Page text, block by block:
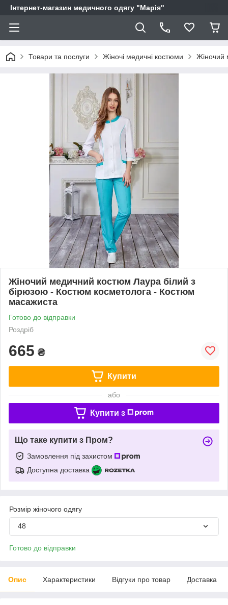
Інтернет-магазин медичного одягу "Марія"
Товари та послуги Жіночі медичні костюми Жіночий
Жіночий медичний костюм Лаура білий з
бірюзою - Костюм косметолога - Костюм
масажиста
Готово до відправки
Роздріб
665 ₴
Купити
або
Купити з
Що таке купити з Пром?
Замовлення під захистом
Доступна доставка
Розмір жіночого одягу
48
Готово до відправки
Опис Характеристики Відгуки про товар Доставка